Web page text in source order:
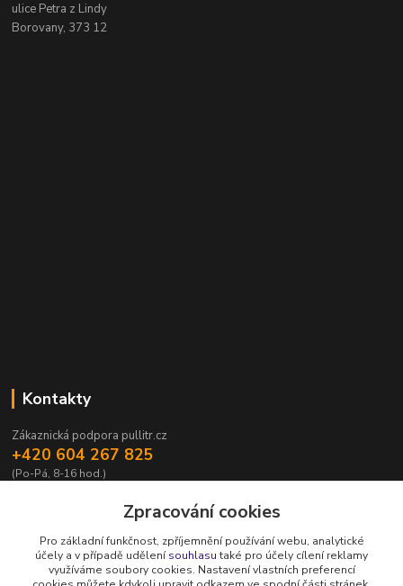
ulice Petra z Lindy
Borovany, 373 12
Kontakty
Zákaznická podpora pullitr.cz
+420 604 267 825
(Po-Pá, 8-16 hod.)
Zpracování cookies
Pro základní funkčnost, zpříjemnění používání webu, analytické
účely a v případě udělenísouhlasutaké pro účely cílení reklamy
využíváme soubory cookies. Nastavení vlastních preferencí